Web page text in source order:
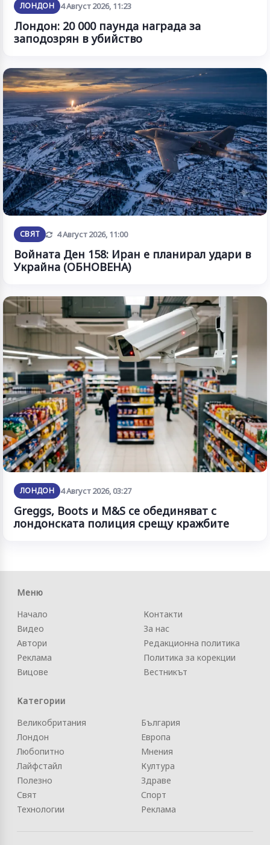
ЛОНДОН 4 Август 2026, 11:23
Лондон: 20 000 паунда награда за
заподозрян в убийство
СВЯТ Обновена
4 Август 2026, 11:00
Войната Ден 158: Иран е планирал удари в
Украйна (ОБНОВЕНА)
ЛОНДОН 4 Август 2026, 03:27
Greggs, Boots и M&S се обединяват с
лондонската полиция срещу кражбите
Меню
Начало
Видео
Автори
Реклама
Вицове
Контакти
За нас
Редакционна политика
Политика за корекции
Вестникът
Категории
Великобритания
Лондон
Любопитно
Лайфстайл
Полезно
Свят
Технологии
България
Европа
Мнения
Култура
Здраве
Спорт
Реклама